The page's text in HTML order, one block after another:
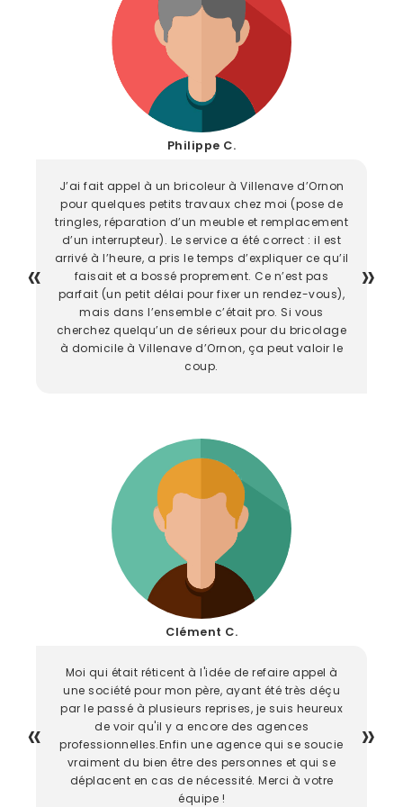
Philippe C.
J’ai fait appel à un bricoleur à Villenave d’Ornon
pour quelques petits travaux chez moi (pose de
tringles, réparation d’un meuble et remplacement
d’un interrupteur). Le service a été correct : il est
arrivé à l’heure, a pris le temps d’expliquer ce qu’il
faisait et a bossé proprement. Ce n’est pas
parfait (un petit délai pour fixer un rendez-vous),
mais dans l’ensemble c’était pro. Si vous
cherchez quelqu’un de sérieux pour du bricolage
à domicile à Villenave d’Ornon, ça peut valoir le
coup.
Clément C.
Moi qui était réticent à l'idée de refaire appel à
une société pour mon père, ayant été très déçu
par le passé à plusieurs reprises, je suis heureux
de voir qu'il y a encore des agences
professionnelles.Enfin une agence qui se soucie
vraiment du bien être des personnes et qui se
déplacent en cas de nécessité. Merci à votre
équipe !